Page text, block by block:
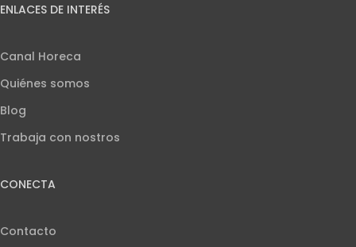
ENLACES DE INTERÉS
Canal Horeca
Quiénes somos
Blog
Trabaja con nostros
CONECTA
Contacto